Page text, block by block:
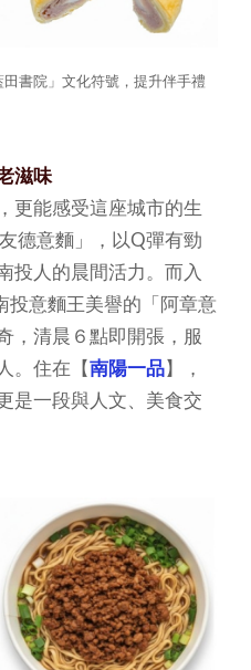
書院」文化符號，提升伴手禮
滋味
更能感受這座城市的生
德意麵」，以Q彈有勁
投人的晨間活力。而入
投意麵王美譽的「阿章意
，清晨６點即開張，服
。住在【南陽一品】，
是一段與人文、美食交